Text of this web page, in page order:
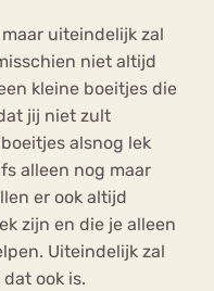
uiteindelijk zal
niet altijd
kleine boeitjes die
jij niet zult
alsnog lek
alleen nog maar
er ook altijd
zijn en die je alleen
Uiteindelijk zal
ook is.